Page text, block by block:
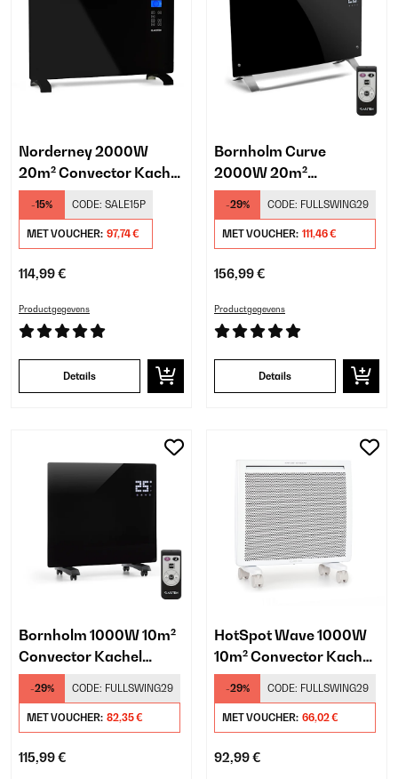
Norderney 2000W
20m² Convector Kachel
Zwart
-15% CODE: SALE15P
MET VOUCHER: 97,74 €
114,99 €
Productgegevens
Details
Bornholm Curve
2000W 20m²
Convector Kachel
Zwart
-29% CODE: FULLSWING29
MET VOUCHER: 111,46 €
156,99 €
Productgegevens
Details
Bornholm 1000W 10m²
Convector Kachel
Zwart
-29% CODE: FULLSWING29
MET VOUCHER: 82,35 €
115,99 €
HotSpot Wave 1000W
10m² Convector Kachel
Wit
-29% CODE: FULLSWING29
MET VOUCHER: 66,02 €
92,99 €